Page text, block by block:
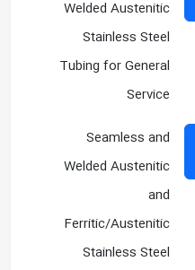
Welded Austenitic
Stainless Steel
Tubing for General
Service
Seamless and
Welded Austenitic
and
Ferritic/Austenitic
Stainless Steel